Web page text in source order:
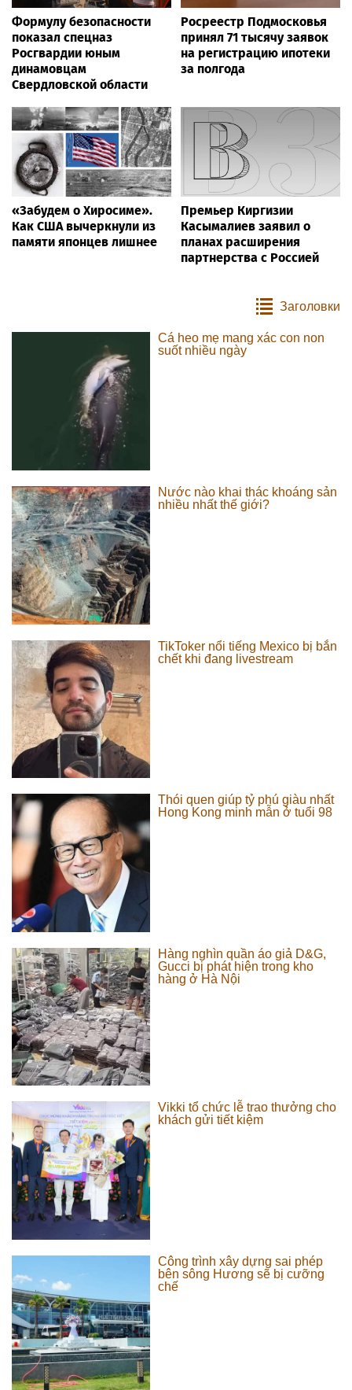
Формулу безопасности
показал спецназ
Росгвардии юным
динамовцам
Свердловской области
Росреестр Подмосковья
принял 71 тысячу заявок
на регистрацию ипотеки
за полгода
«Забудем о Хиросиме».
Как США вычеркнули из
памяти японцев лишнее
Премьер Киргизии
Касымалиев заявил о
планах расширения
партнерства с Россией
Заголовки
Cá heo mẹ mang xác con non
suốt nhiều ngày
Nước nào khai thác khoáng sản
nhiều nhất thế giới?
TikToker nổi tiếng Mexico bị bắn
chết khi đang livestream
Thói quen giúp tỷ phú giàu nhất
Hong Kong minh mẫn ở tuổi 98
Hàng nghìn quần áo giả D&G,
Gucci bị phát hiện trong kho
hàng ở Hà Nội
Vikki tổ chức lễ trao thưởng cho
khách gửi tiết kiệm
Công trình xây dựng sai phép
bên sông Hương sẽ bị cưỡng
chế